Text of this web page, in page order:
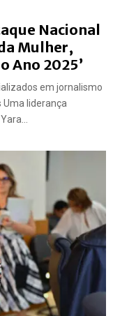
Nacional
Mulher,
Ano 2025’
em jornalismo
Uma liderança